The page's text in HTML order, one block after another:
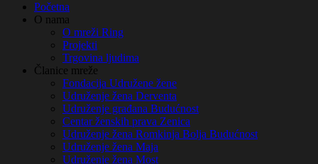
Početna
О nama
O mreži Ring
Projekti
Trgovina ljudima
Članice mreže
Fondacija Udružene žene
Udruženje žena Derventa
Udruženje građana Budućnost
Centar ženskih prava Zenica
Udruženje žena Romkinja Bolja Budućnost
Udruženje žena Maja
Udruženje žena Most